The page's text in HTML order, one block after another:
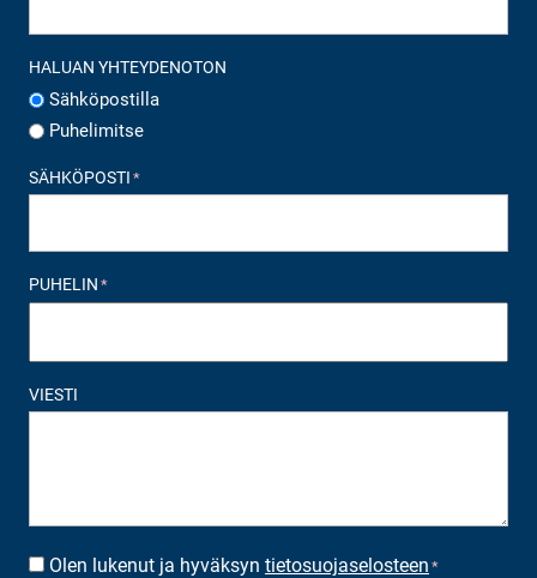
HALUAN YHTEYDENOTON
Sähköpostilla
Puhelimitse
SÄHKÖPOSTI *
PUHELIN *
VIESTI
SUOSTUMUS*
Olen lukenut ja hyväksyn tietosuojaselosteen *